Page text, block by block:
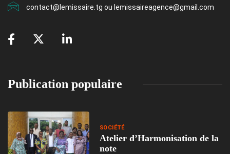
contact@lemissaire.tg ou lemissaireagence@gmail.com
Publication populaire
SOCIÉTÉ
Atelier d’Harmonisation de la
note